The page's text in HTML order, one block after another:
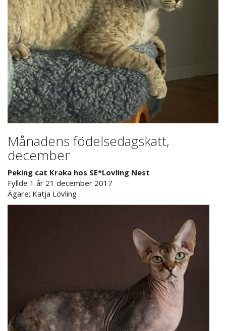
Månadens födelsedagskatt,
december
Peking cat Kraka hos SE*Lovling Nest
Fyllde 1 år 21 december 2017
Ägare: Katja Lövling